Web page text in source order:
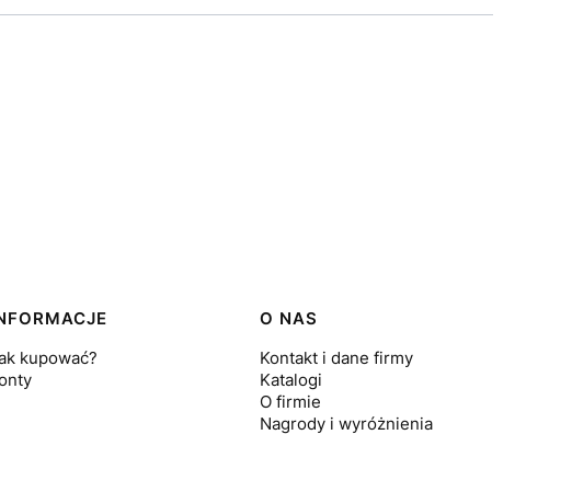
kupować?
O NAS
Kontakt i dane firmy
Katalogi
O firmie
Nagrody i wyróżnienia